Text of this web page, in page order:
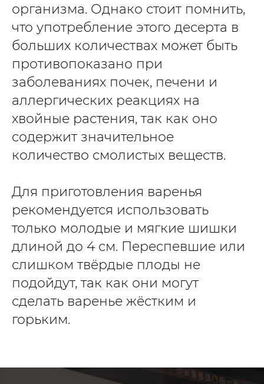
организма. Однако стоит помнить,
что употребление этого десерта в
больших количествах может быть
противопоказано при
заболеваниях почек, печени и
аллергических реакциях на
хвойные растения, так как оно
содержит значительное
количество смолистых веществ.
Для приготовления варенья
рекомендуется использовать
только молодые и мягкие шишки
длиной до 4 см. Переспевшие или
слишком твёрдые плоды не
подойдут, так как они могут
сделать варенье жёстким и
горьким.